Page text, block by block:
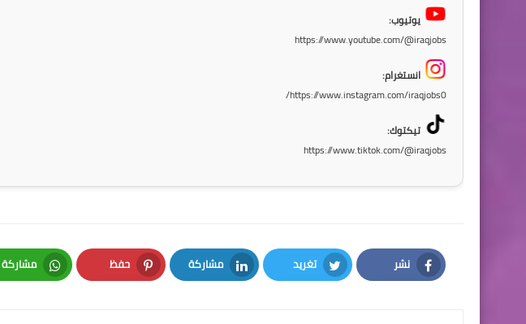
يوتيوب:
https://www.youtube.com/@iraqjobs
انستغرام:
https://www.instagram.com/iraqjobs0/
تيكتوك:
https://www.tiktok.com/@iraqjobs
نشر
Facebook
تغريد
Twitter
مشاركة
LinkedIn
حفظ
Pinterest
مشاركة
Whatsapp